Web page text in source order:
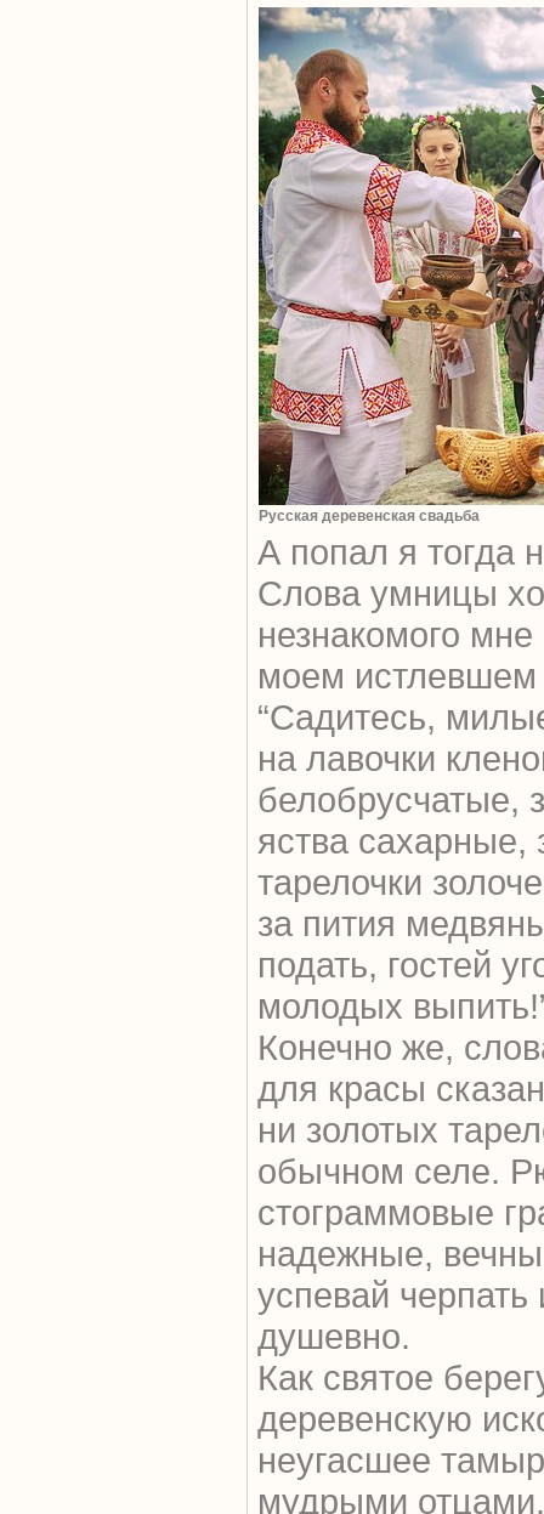
Русская деревенская свадьба
А попал я тогда
Слова умницы
незнакомого
моем истлевшем
“Садитесь,
на лавочки
белобрусчатые,
яства
тарелочки
за пития
подать, гостей
молодых
Конечно же,
для красы
ни золотых
обычном селе.
стограммовые
надежные,
успевай
душевно.
Как святое
деревенскую
неугасшее
мудрыми отцами.